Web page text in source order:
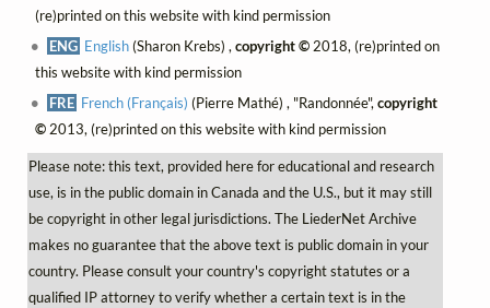
(re)printed on this website with kind permission
ENG English(Sharon Krebs) ,copyright © 2018, (re)printed on
this website with kind permission
FRE French (Français) (Pierre Mathé) , "Randonnée",copyright
©2013, (re)printed on this website with kind permission
Please note: this text, provided here for educational and research
use, is in the public domain in Canada and the U.S., but it may still
be copyright in other legal jurisdictions. The LiederNet Archive
makes no guarantee that the above text is public domain in your
country. Please consult your country's copyright statutes or a
qualified IP attorney to verify whether a certain text is in the